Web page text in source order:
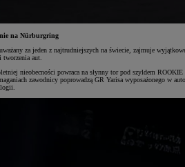
na Nürburgring
za jeden z najtrudniejszych na świecie, zajmuje
aut.
nieobecności powraca na słynny tor pod szyldem
zawodnicy poprowadzą GR Yarisa wyposażonego w